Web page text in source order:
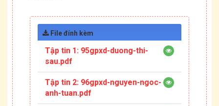
File đính kèm
Tập tin 1: 95gpxd-duong-thi-
sau.pdf
Tập tin 2: 96gpxd-nguyen-ngoc-
anh-tuan.pdf